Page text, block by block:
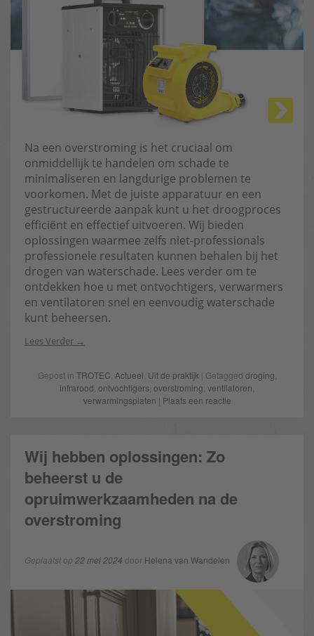
Na een overstroming is het cruciaal om
onmiddellijk te handelen om schade te
minimaliseren en langdurige problemen te
voorkomen. Met de juiste apparatuur en een
gestructureerde aanpak kunt u het droogproces
efficiënt en effectief uitvoeren. Wij bieden
oplossingen waarmee zelfs niet-professionals
professionele resultaten kunnen behalen bij het
drogen van waterschade. Lees verder om te
ontdekken hoe u met ontvochtigers, verwarmers
en ventilatoren snel en eenvoudig waterschade
kunt beheersen.
Lees Verder
Gepost in TROTEC Actueel Uit de praktijk | Getagged droging
infrarood ontvochtigers overstroming ventilatoren
verwarmingsplaten | Plaats een reactie
Wij hebben oplossingen: Zo
beheerst u de
opruimwerkzaamheden na de
overstroming
Geplaatst op 22 mei 2024 door Helena van Wandelen